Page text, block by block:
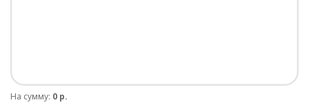
На сумму: 0 р.